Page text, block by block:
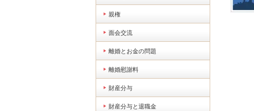
親権
面会交流
離婚とお金の問題
離婚慰謝料
財産分与
財産分与と退職金